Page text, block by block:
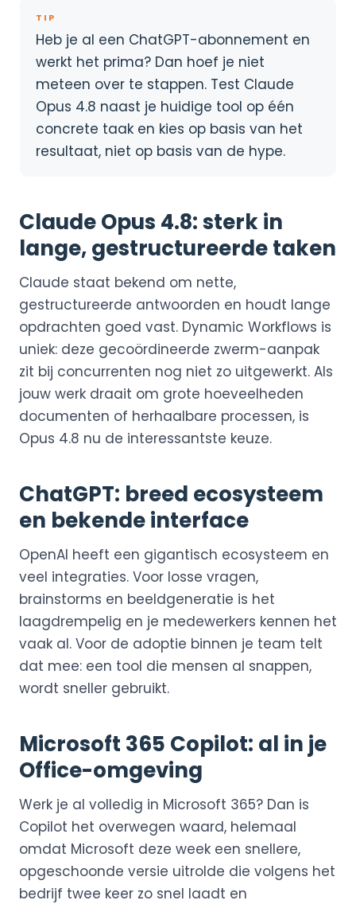
TIP
Heb je al een ChatGPT-abonnement en
werkt het prima? Dan hoef je niet
meteen over te stappen. Test Claude
Opus 4.8 naast je huidige tool op één
concrete taak en kies op basis van het
resultaat, niet op basis van de hype.
Claude Opus 4.8: sterk in
lange, gestructureerde taken
Claude staat bekend om nette,
gestructureerde antwoorden en houdt lange
opdrachten goed vast. Dynamic Workflows is
uniek: deze gecoördineerde zwerm-aanpak
zit bij concurrenten nog niet zo uitgewerkt. Als
jouw werk draait om grote hoeveelheden
documenten of herhaalbare processen, is
Opus 4.8 nu de interessantste keuze.
ChatGPT: breed ecosysteem
en bekende interface
OpenAI heeft een gigantisch ecosysteem en
veel integraties. Voor losse vragen,
brainstorms en beeldgeneratie is het
laagdrempelig en je medewerkers kennen het
vaak al. Voor de adoptie binnen je team telt
dat mee: een tool die mensen al snappen,
wordt sneller gebruikt.
Microsoft 365 Copilot: al in je
Office-omgeving
Werk je al volledig in Microsoft 365? Dan is
Copilot het overwegen waard, helemaal
omdat Microsoft deze week een snellere,
opgeschoonde versie uitrolde die volgens het
bedrijf twee keer zo snel laadt en